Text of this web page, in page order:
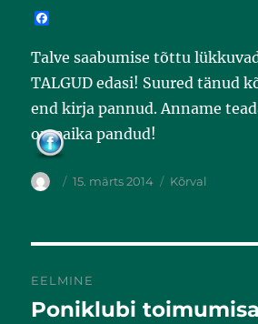
c
e
b
o
o
k
Talve saabumise tõttu lükkuvad
TALGUD edasi! Suured tänud
end kirja pannud. Anname
on paika pandud!
15. märts 2014 Kõrval
EELMINE
Eelmine
Poniklubi